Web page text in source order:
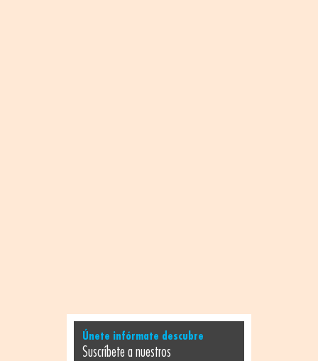
Únete infórmate descubre
Suscríbete a nuestros